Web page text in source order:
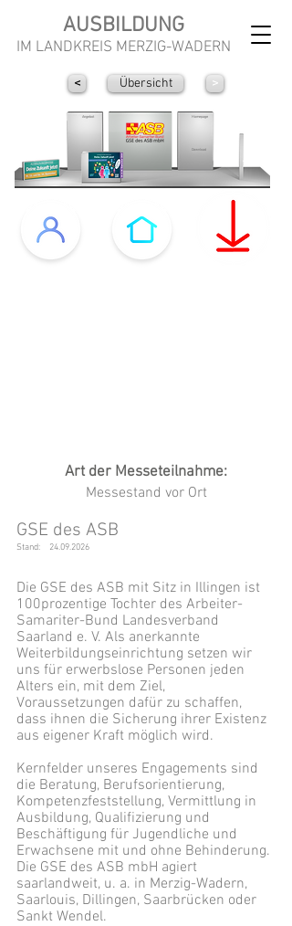
AUSBILDUNG
IM LANDKREIS MERZIG-WADERN
< Übersicht >
Angebot
Download
Homepage
Art der Messeteilnahme:
Messestand vor Ort
GSE des ASB
Stand: 24.09.2026
Die GSE des ASB mit Sitz in Illingen ist
100prozentige Tochter des Arbeiter-
Samariter-Bund Landesverband
Saarland e. V. Als anerkannte
Weiterbildungseinrichtung setzen wir
uns für erwerbslose Personen jeden
Alters ein, mit dem Ziel,
Voraussetzungen dafür zu schaffen,
dass ihnen die Sicherung ihrer Existenz
aus eigener Kraft möglich wird.
Kernfelder unseres Engagements sind
die Beratung, Berufsorientierung,
Kompetenzfeststellung, Vermittlung in
Ausbildung, Qualifizierung und
Beschäftigung für Jugendliche und
Erwachsene mit und ohne Behinderung.
Die GSE des ASB mbH agiert
saarlandweit, u. a. in Merzig-Wadern,
Saarlouis, Dillingen, Saarbrücken oder
Sankt Wendel.